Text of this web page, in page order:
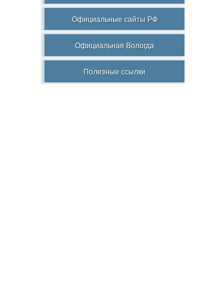
Официальные сайты РФ
Официальная Вологда
Полезные ссылки